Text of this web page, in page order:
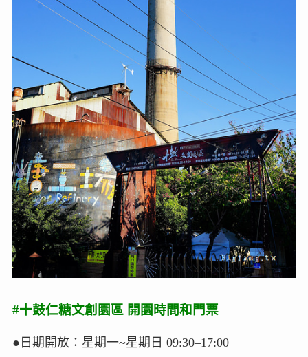
#十鼓仁糖文創園區 開園時間和門票
●日期開放：星期一~星期日 09:30–17:00